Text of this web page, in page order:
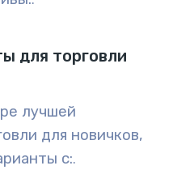
для торговли
лучшей
для новичков,
с:.